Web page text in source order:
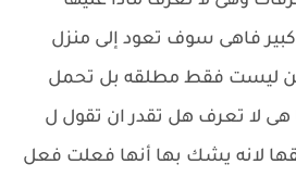
فاهى سوف تعود إلى منزل
ليست فقط مطلقه بل تحمل
هى لا تعرف هل تقدر ان تقول ل
لانه يشك بها أنها فعلت فعل